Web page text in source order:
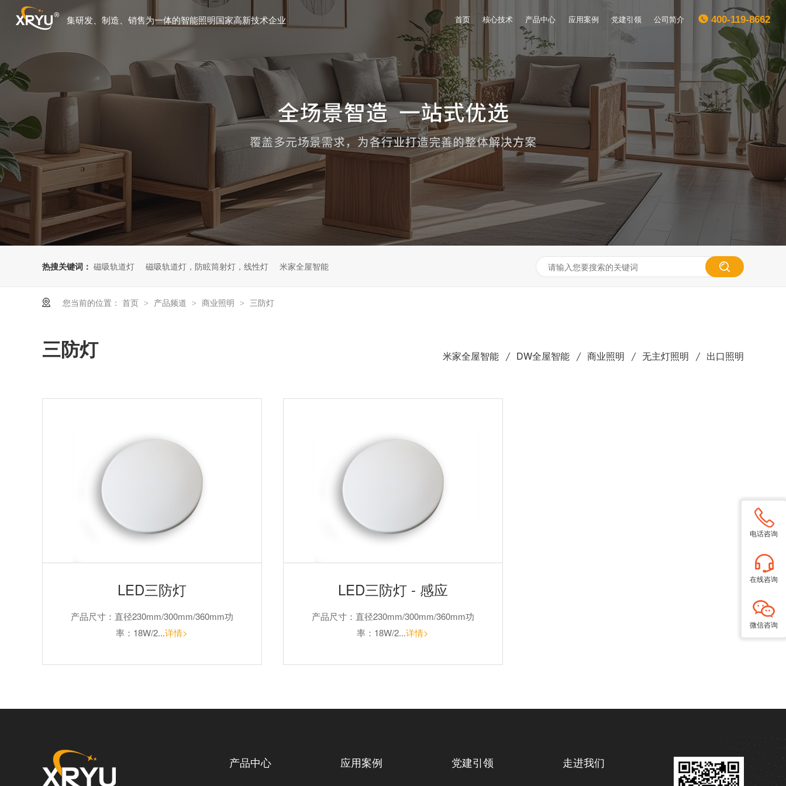
集研发、制造、销售为一体的智能照明国家高新技术企业 400-119-8662
首页 核心技术 产品中心 应用案例 党建引领 公司简介
热搜关键词： 磁吸轨道灯 磁吸轨道灯，防眩筒射灯，线性灯 米家全屋智能
您当前的位置： 首页 > 产品频道 > 商业照明 > 三防灯
三防灯 米家全屋智能 DW全屋智能 商业照明 无主灯照明 出口照明
LED三防灯
产品尺寸：直径230mm/300mm/360mm功
率：18W/2...详情>
LED三防灯 - 感应
产品尺寸：直径230mm/300mm/360mm功
率：18W/2...详情>
产品中心 应用案例 党建引领 走进我们
电话咨询
在线咨询
微信咨询